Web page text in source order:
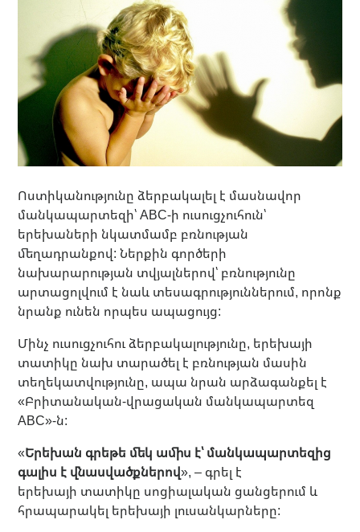
Ոստիկանությունը ձերբակալել է մասնավոր
մանկապարտեզի՝ ABC-ի ուսուցչուհուն՝
երեխաների նկատմամբ բռնության
մեղադրանքով: Ներքին գործերի
նախարարության տվյալներով՝ բռնությունը
արտացոլվում է նաև տեսագրություններում, որոնք
նրանք ունեն որպես ապացույց:
Մինչ ուսուցչուհու ձերբակալությունը, երեխայի
տատիկը նախ տարածել է բռնության մասին
տեղեկատվությունը, ապա նրան արձագանքել է
«Բրիտանական-վրացական մանկապարտեզ
ABC»-ն:
«Երեխան գրեթե մեկ ամիս է՝ մանկապարտեզից
գալիս է վնասվածքներով», – գրել է
երեխայի տատիկը սոցիալական ցանցերում և
հրապարակել երեխայի լուսանկարները: